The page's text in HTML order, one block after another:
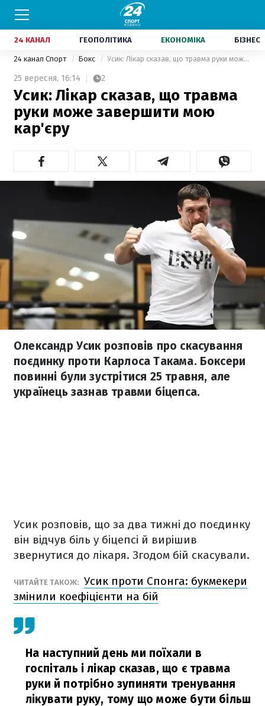
24 КАНАЛ ГЕОПОЛІТИКА ЕКОНОМІКА БІЗНЕС
24 канал Спорт Бокс Усик: Лікар сказав, що травма руки може завершити мою кар'єру
25 вересня, 16:14 2
Усик: Лікар сказав, що травма
руки може завершити мою
кар'єру
Олександр Усик розповів про скасування
поєдинку проти Карлоса Такама. Боксери
повинні були зустрітися 25 травня, але
українець зазнав травми біцепса.
Усик розповів, що за два тижні до поєдинку
він відчув біль у біцепсі й вирішив
звернутися до лікаря. Згодом бій скасували.
ЧИТАЙТЕ ТАКОЖ: Усик проти Спонга: букмекери
змінили коефіцієнти на бій
На наступний день ми поїхали в
госпіталь і лікар сказав, що є травма
руки й потрібно зупиняти тренування
лікувати руку, тому що може бути більш